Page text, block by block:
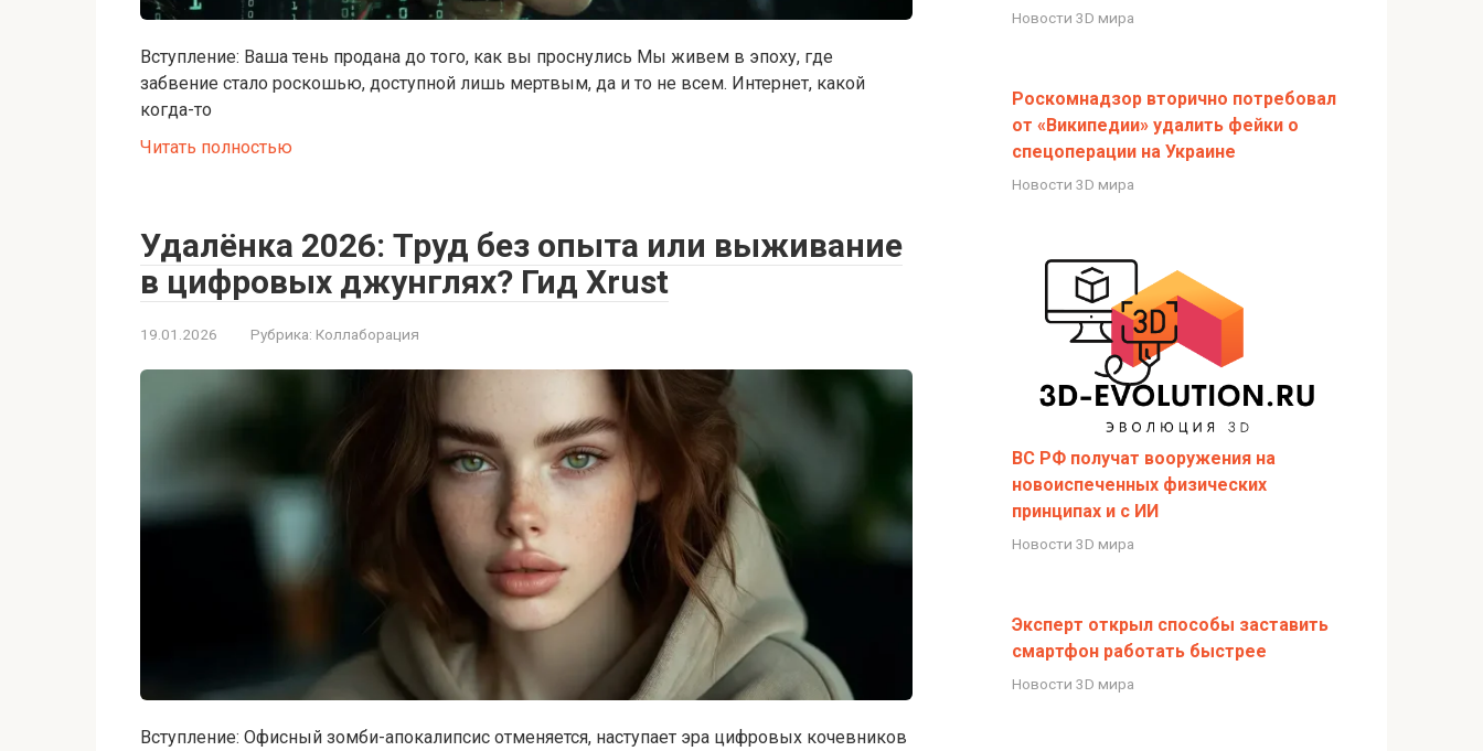
Вступление: Ваша тень продана до того, как вы проснулись Мы живем в эпоху, где
забвение стало роскошью, доступной лишь мертвым, да и то не всем. Интернет, какой
когда-то
Читать полностью
Удалёнка 2026: Труд без опыта или выживание
в цифровых джунглях? Гид Xrust
19.01.2026 Рубрика: Коллаборация
Вступление: Офисный зомби-апокалипсис отменяется, наступает эра цифровых кочевников
Новости 3D мира
Роскомнадзор вторично потребовал
от «Википедии» удалить фейки о
спецоперации на Украине
Новости 3D мира
ВС РФ получат вооружения на
новоиспеченных физических
принципах и с ИИ
Новости 3D мира
Эксперт открыл способы заставить
смартфон работать быстрее
Новости 3D мира